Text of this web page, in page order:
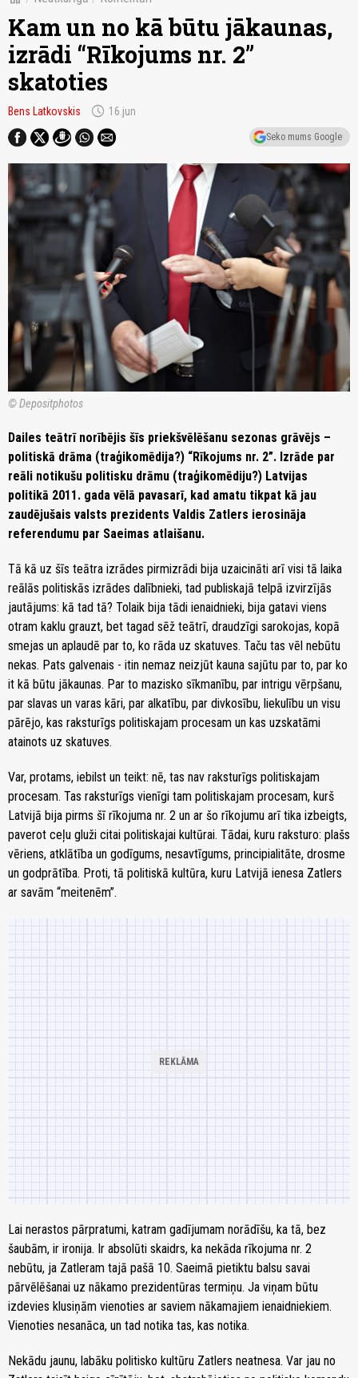
Kam un no kā būtu jākaunas,
izrādi “Rīkojums nr. 2”
skatoties
Bens Latkovskis schedule 16.jun
Seko mums Google
© Depositphotos
Dailes teātrī norībējis šīs priekšvēlēšanu sezonas grāvējs –
politiskā drāma (traģikomēdija?) “Rīkojums nr. 2”. Izrāde par
reāli notikušu politisku drāmu (traģikomēdiju?) Latvijas
politikā 2011. gada vēlā pavasarī, kad amatu tikpat kā jau
zaudējušais valsts prezidents Valdis Zatlers ierosināja
referendumu par Saeimas atlaišanu.
Tā kā uz šīs teātra izrādes pirmizrādi bija uzaicināti arī visi tā laika
reālās politiskās izrādes dalībnieki, tad publiskajā telpā izvirzījās
jautājums: kā tad tā? Tolaik bija tādi ienaidnieki, bija gatavi viens
otram kaklu grauzt, bet tagad sēž teātrī, draudzīgi sarokojas, kopā
smejas un aplaudē par to, ko rāda uz skatuves. Taču tas vēl nebūtu
nekas. Pats galvenais - itin nemaz neizjūt kauna sajūtu par to, par ko
it kā būtu jākaunas. Par to mazisko sīkmanību, par intrigu vērpšanu,
par slavas un varas kāri, par alkatību, par divkosību, liekulību un visu
pārējo, kas raksturīgs politiskajam procesam un kas uzskatāmi
atainots uz skatuves.
Var, protams, iebilst un teikt: nē, tas nav raksturīgs politiskajam
procesam. Tas raksturīgs vienīgi tam politiskajam procesam, kurš
Latvijā bija pirms šī rīkojuma nr. 2 un ar šo rīkojumu arī tika izbeigts,
paverot ceļu gluži citai politiskajai kultūrai. Tādai, kuru raksturo: plašs
vēriens, atklātība un godīgums, nesavtīgums, principialitāte, drosme
un godprātība. Proti, tā politiskā kultūra, kuru Latvijā ienesa Zatlers
ar savām “meitenēm”.
Lai nerastos pārpratumi, katram gadījumam norādīšu, ka tā, bez
šaubām, ir ironija. Ir absolūti skaidrs, ka nekāda rīkojuma nr. 2
nebūtu, ja Zatleram tajā pašā 10. Saeimā pietiktu balsu savai
pārvēlēšanai uz nākamo prezidentūras termiņu. Ja viņam būtu
izdevies klusiņām vienoties ar saviem nākamajiem ienaidniekiem.
Vienoties nesanāca, un tad notika tas, kas notika.
Nekādu jaunu, labāku politisko kultūru Zatlers neatnesa. Var jau no